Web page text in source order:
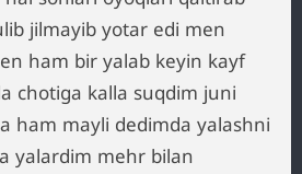
jilmayib yotar edi men
ham bir yalab keyin kayf
chotiga kalla suqdim juni
ham mayli dedimda yalashni
yalardim mehr bilan